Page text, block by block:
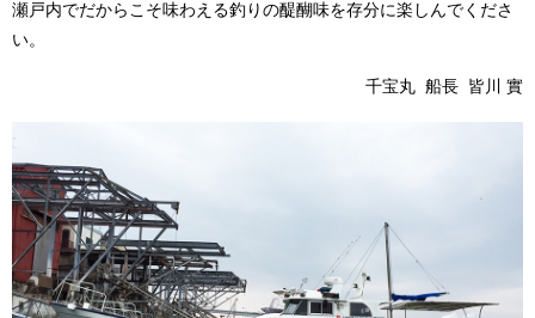
瀬戸内でだからこそ味わえる釣りの醍醐味を存分に楽しんでくださ
い。
千宝丸 船長 皆川 實